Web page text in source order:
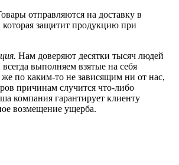
отправляются на доставку в
защитит продукцию при
Нам доверяют десятки тысяч людей
выполняем взятые на себя
же по каким-то не зависящим ни от нас,
причинам случится что-либо
компания гарантирует клиенту
возмещение ущерба.